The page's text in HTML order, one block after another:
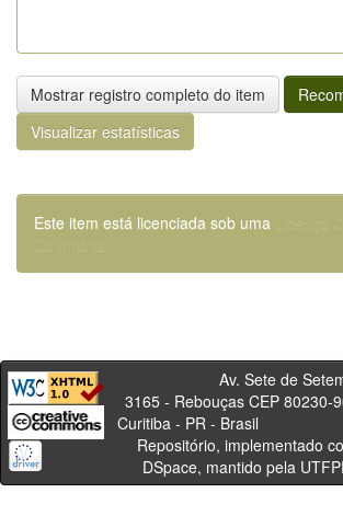
Mostrar registro completo do item
Visualizar estatísticas
Este item está licenciada sob uma
Licença
Commons
Av. Sete de
3165 - Rebouças CEP 80230-
Curitiba - PR -
Repositório, implementado
DSpace, mantido pela